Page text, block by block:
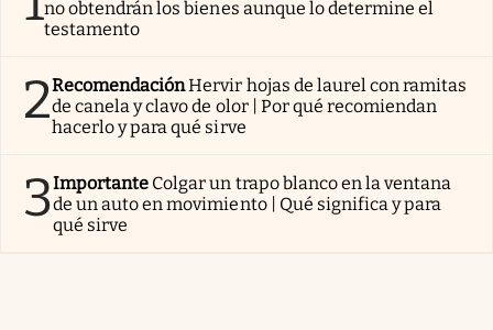
no obtendrán los bienes aunque lo determine el
testamento
2RecomendaciónHervir hojas de laurel con ramitas
de canela y clavo de olor | Por qué recomiendan
hacerlo y para qué sirve
3Importante Colgar un trapo blanco en la ventana
de un auto en movimiento | Qué significa y para
qué sirve